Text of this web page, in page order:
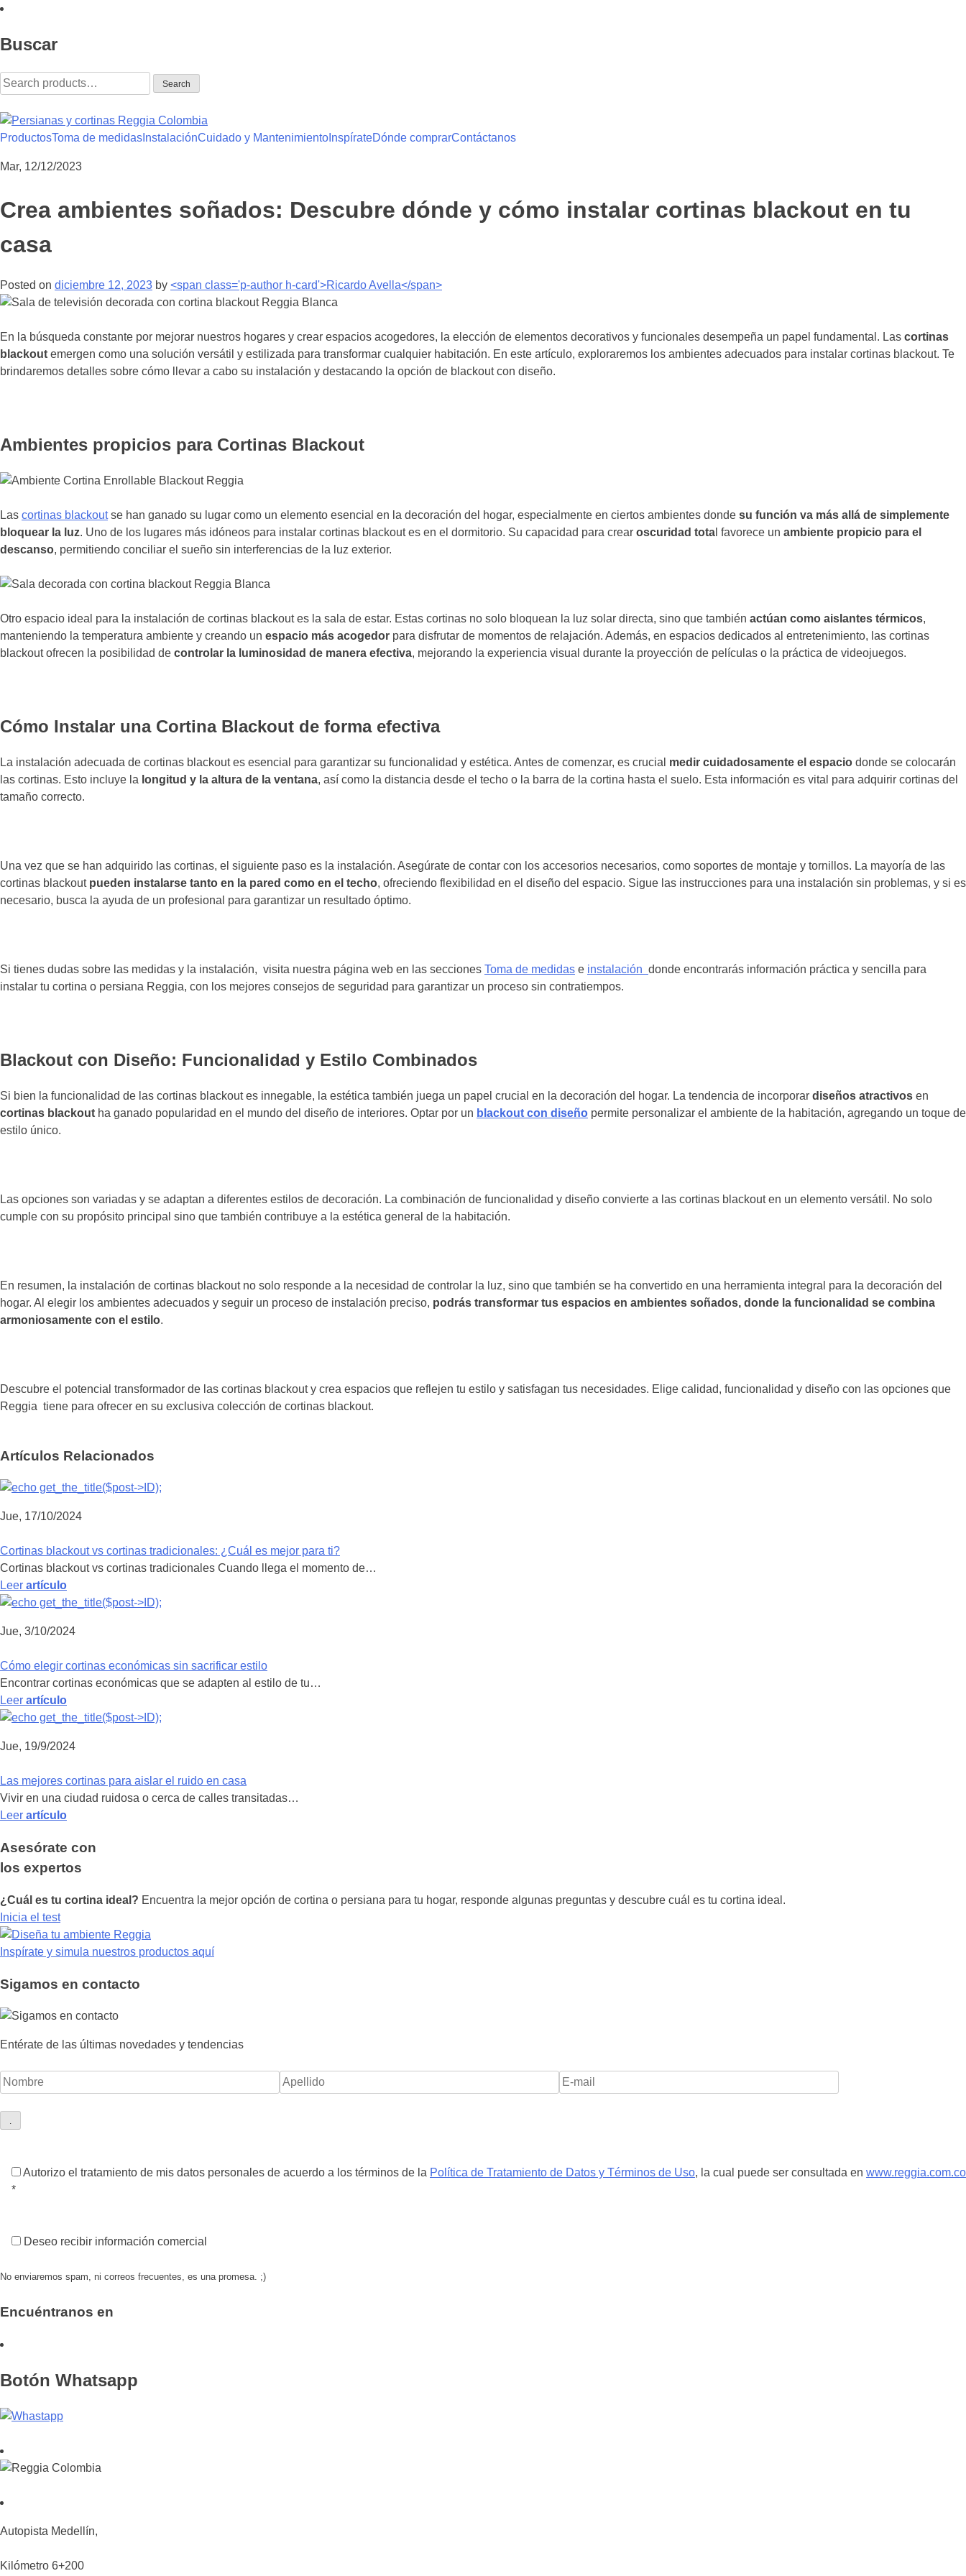
Skip
content
Buscar
Search
for:
Search
ProductosToma de medidas InstalaciónCuidado y Mantenimiento InspírateDónde comprarContáctanos
Mar, 12/12/2023
Crea ambientes soñados: Descubre dónde y cómo instalar cortinas blackout en tu
casa
Posted on diciembre 12, 2023 by <span class='p-author h-card'>Ricardo Avella</span>
En la búsqueda constante por mejorar nuestros hogares y crear espacios acogedores, la elección de elementos decorativos y funcionales desempeña un papel fundamental. Las cortinas
blackout emergen como una solución versátil y estilizada para transformar cualquier habitación. En este artículo, exploraremos los ambientes adecuados para instalar cortinas blackout. Te
brindaremos detalles sobre cómo llevar a cabo su instalación y destacando la opción de blackout con diseño.
Ambientes propicios para Cortinas Blackout
Las cortinas blackoutse han ganado su lugar como un elemento esencial en la decoración del hogar, especialmente en ciertos ambientes donde su función va más allá de simplemente
bloquear la luz. Uno de los lugares más idóneos para instalar cortinas blackout es en el dormitorio. Su capacidad para crear oscuridad tota l favorece un ambiente propicio para el
descanso, permitiendo conciliar el sueño sin interferencias de la luz exterior.
Otro espacio ideal para la instalación de cortinas blackout es la sala de estar. Estas cortinas no solo bloquean la luz solar directa, sino que también actúan como aislantes térmicos,
manteniendo la temperatura ambiente y creando un espacio más acogedor para disfrutar de momentos de relajación. Además, en espacios dedicados al entretenimiento, las cortinas
blackout ofrecen la posibilidad de controlar la luminosidad de manera efectiva, mejorando la experiencia visual durante la proyección de películas o la práctica de videojuegos.
Cómo Instalar una Cortina Blackout de forma efectiva
La instalación adecuada de cortinas blackout es esencial para garantizar su funcionalidad y estética. Antes de comenzar, es crucial medir cuidadosamente el espacio donde se colocarán
las cortinas. Esto incluye la longitud y la altura de la ventana, así como la distancia desde el techo o la barra de la cortina hasta el suelo. Esta información es vital para adquirir cortinas del
tamaño correcto.
Una vez que se han adquirido las cortinas, el siguiente paso es la instalación. Asegúrate de contar con los accesorios necesarios, como soportes de montaje y tornillos. La mayoría de las
cortinas blackout pueden instalarse tanto en la pared como en el techo, ofreciendo flexibilidad en el diseño del espacio. Sigue las instrucciones para una instalación sin problemas, y si es
necesario, busca la ayuda de un profesional para garantizar un resultado óptimo.
Si tienes dudas sobre las medidas y la instalación, visita nuestra página web en las secciones Toma de medidas e instalación donde encontrarás información práctica y sencilla para
instalar tu cortina o persiana Reggia, con los mejores consejos de seguridad para garantizar un proceso sin contratiempos.
Blackout con Diseño: Funcionalidad y Estilo Combinados
Si bien la funcionalidad de las cortinas blackout es innegable, la estética también juega un papel crucial en la decoración del hogar. La tendencia de incorporar diseños atractivos en
cortinas blackout ha ganado popularidad en el mundo del diseño de interiores. Optar por un blackout con diseño permite personalizar el ambiente de la habitación, agregando un toque de
estilo único.
Las opciones son variadas y se adaptan a diferentes estilos de decoración. La combinación de funcionalidad y diseño convierte a las cortinas blackout en un elemento versátil. No solo
cumple con su propósito principal sino que también contribuye a la estética general de la habitación.
En resumen, la instalación de cortinas blackout no solo responde a la necesidad de controlar la luz, sino que también se ha convertido en una herramienta integral para la decoración del
hogar. Al elegir los ambientes adecuados y seguir un proceso de instalación preciso, podrás transformar tus espacios en ambientes soñados, donde la funcionalidad se combina
armoniosamente con el estilo.
Descubre el potencial transformador de las cortinas blackout y crea espacios que reflejen tu estilo y satisfagan tus necesidades. Elige calidad, funcionalidad y diseño con las opciones que
Reggia tiene para ofrecer en su exclusiva colección de cortinas blackout.
Artículos Relacionados
Jue, 17/10/2024
Cortinas blackout vs cortinas tradicionales: ¿Cuál es mejor para ti?
Cortinas blackout vs cortinas tradicionales Cuando llega el momento de…
Leer artículo
Jue, 3/10/2024
Cómo elegir cortinas económicas sin sacrificar estilo
Encontrar cortinas económicas que se adapten al estilo de tu…
Leer artículo
Jue, 19/9/2024
Las mejores cortinas para aislar el ruido en casa
Vivir en una ciudad ruidosa o cerca de calles transitadas…
Leer artículo
Asesórate con
los expertos
¿Cuál es tu cortina ideal? Encuentra la mejor opción de cortina o persiana para tu hogar, responde algunas preguntas y descubre cuál es tu cortina ideal.
Inicia el test
Inspírate y simula nuestros productos aquí
Sigamos en contacto
Entérate de las últimas novedades y tendencias
Autorizo el tratamiento de mis datos personales de acuerdo a los términos de la Política de Tratamiento de Datos y Términos de Uso, la cual puede ser consultada en www.reggia.com.co
*
Deseo recibir información comercial
No enviaremos spam, ni correos frecuentes, es una promesa. ;)
Encuéntranos en
Botón Whatsapp
Autopista Medellín,
Kilómetro 6+200